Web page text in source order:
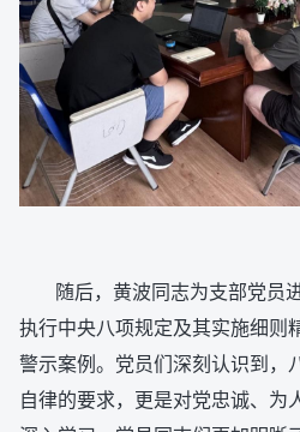
随后，黄波同志为支部党员
执行中央八项规定及其实施细则
警示案例。党员们深刻认识到，
自律的要求，更是对党忠诚、为